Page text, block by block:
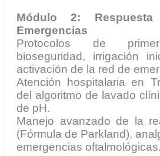
Módulo 2:
Emergencias
Protocolos de primer
bioseguridad, irrigación
activación de la red de
Atención hospitalaria en
del algoritmo de lavado
de pH.
Manejo avanzado de la
(Fórmula de Parkland),
emergencias oftalmológicas.